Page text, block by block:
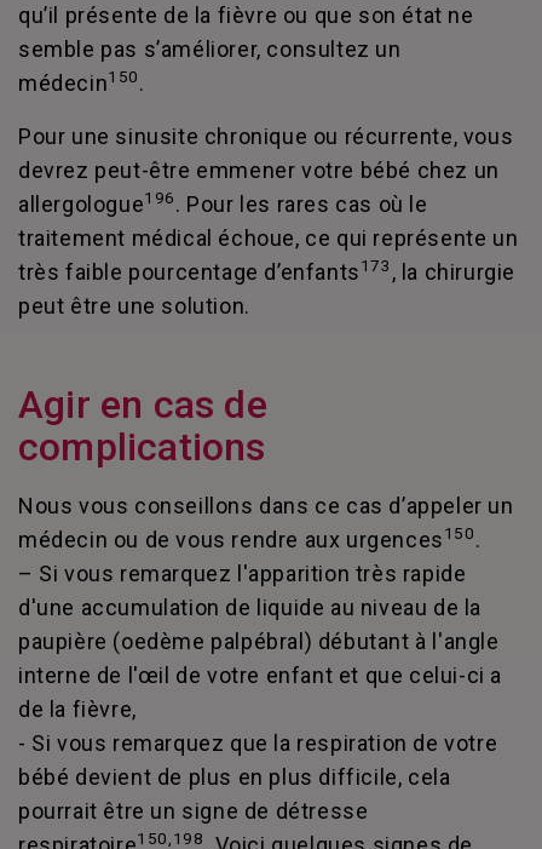
qu’il présente de la fièvre ou que son état ne
semble pas s’améliorer, consultez un
médecin150.
Pour une sinusite chronique ou récurrente, vous
devrez peut-être emmener votre bébé chez un
allergologue196. Pour les rares cas où le
traitement médical échoue, ce qui représente un
très faible pourcentage d’enfants173 , la chirurgie
peut être une solution.
Agir en cas de
complications
Nous vous conseillons dans ce cas d’appeler un
médecin ou de vous rendre aux urgences150.
– Si vous remarquez l'apparition très rapide
d'une accumulation de liquide au niveau de la
paupière (oedème palpébral) débutant à l'angle
interne de l'œil de votre enfant et que celui-ci a
de la fièvre,
- Si vous remarquez que la respiration de votre
bébé devient de plus en plus difficile, cela
pourrait être un signe de détresse
150,198